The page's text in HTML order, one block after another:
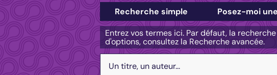
Sélectionner un type de recherche
Recherche simple
Posez-moi
Entrez vos termes ici. Par défaut, la
d'options, consultez la Recherche avancée.